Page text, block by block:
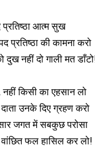
प्रतिष्ठा आत्म सुख
प्रतिष्ठा की कामना करो
नहीं दो गाली मत
नहीं किसी का एहसान लो
दाता उनके दिए ग्रहण करो
जगत में सबकुछ परोसा
फल हासिल कर लो!